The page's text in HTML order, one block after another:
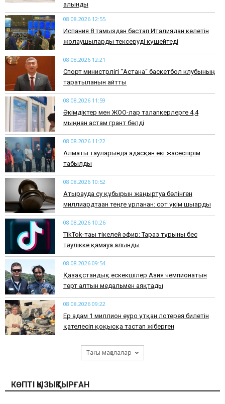
алынды
08.08.2026 12:55
Испания 8 тамыздан бастап Италиядан келетін
жолаушыларды тексеруді күшейтеді
08.08.2026 12:21
Спорт министрлігі “Астана“ баскетбол клубының
таратылғанын айтты
08.08.2026 11:59
Әкімдіктер мен ЖОО-лар талапкерлерге 4,4
мыңнан астам грант бөлді
08.08.2026 11:22
Алматы тауларында адасқан екі жасөспірім
табылды
08.08.2026 10:52
Атырауда су құбырын жаңғыртуға бөлінген
миллиардтаған теңге ұрланған: сот үкім шығарды
08.08.2026 10:26
TikTok-тағы тікелей эфир: Тараз тұрғыны бес
тәулікке қамауға алынды
08.08.2026 09:54
Қазақстандық ескекшілер Азия чемпионатын
төрт алтын медальмен аяқтады
08.08.2026 09:22
Ер адам 1 миллион еуро ұтқан лотерея билетін
қателесіп қоқысқа тастап жіберген
Тағы мақалалар
КӨПТІ ҚЫЗЫҚТЫРҒАН